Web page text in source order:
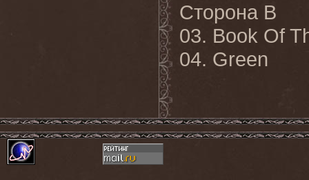
Сторона B
03. Book Of
04. Green